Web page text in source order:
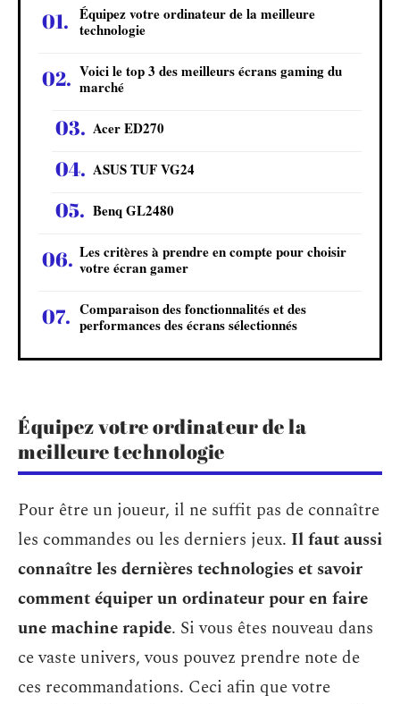
Équipez votre ordinateur de la meilleure
technologie
Voici le top 3 des meilleurs écrans gaming du
marché
Acer ED270
ASUS TUF VG24
Benq GL2480
Les critères à prendre en compte pour choisir
votre écran gamer
Comparaison des fonctionnalités et des
performances des écrans sélectionnés
Équipez votre ordinateur de la
meilleure technologie
Pour être un joueur, il ne suffit pas de connaître
les commandes ou les derniers jeux. Il faut aussi
connaître les dernières technologies et savoir
comment équiper un ordinateur pour en faire
une machine rapide. Si vous êtes nouveau dans
ce vaste univers, vous pouvez prendre note de
ces recommandations. Ceci afin que votre